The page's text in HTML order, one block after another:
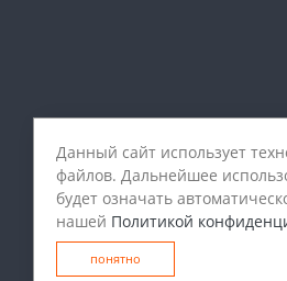
Данный сайт использует
файлов. Дальнейшее
будет означать
нашей Политикой
понятно